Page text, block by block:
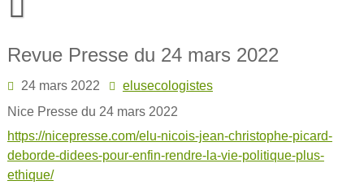
Revue Presse du 24 mars 2022
24 mars 2022
elusecologistes
Nice Presse du 24 mars 2022
https://nicepresse.com/elu-nicois-jean-christophe-picard-
deborde-didees-pour-enfin-rendre-la-vie-politique-plus-
ethique/